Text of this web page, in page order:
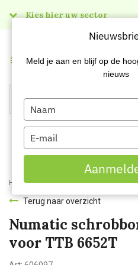
Kies hier uw sector
Menu
Home Webshop
Terug naar overzicht
Numatic
voor TTB 6652T
Meld je aan en blijf op de
nieuws
Type
your
name
Type
your
email